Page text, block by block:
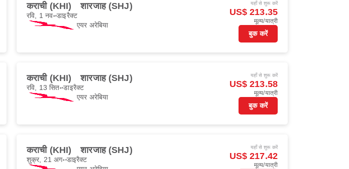
कराची (KHI) शारजाह (SHJ)
रवि, 1 नव॰डाइरैक्ट
एयर अरेबिया
यहाँ से शुरू करें
US$ 213.35
मूल्य/यात्री
बुक करें
कराची (KHI) शारजाह (SHJ)
रवि, 13 सित॰डाइरैक्ट
एयर अरेबिया
यहाँ से शुरू करें
US$ 213.58
मूल्य/यात्री
बुक करें
कराची (KHI) शारजाह (SHJ)
शुक्र, 21 अग॰ डाइरैक्ट
यहाँ से शुरू करें
US$ 217.42
मूल्य/यात्री